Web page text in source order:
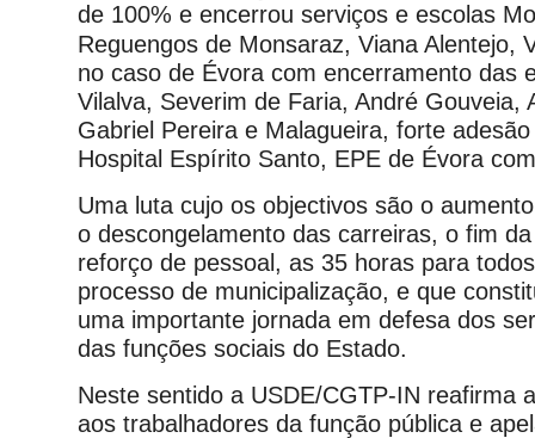
de 100% e encerrou serviços e escolas
Reguengos de Monsaraz, Viana Alentejo,
no caso de Évora com encerramento das
Vilalva, Severim de Faria, André Gouveia,
Gabriel Pereira e Malagueira, forte
Hospital Espírito Santo, EPE de Évora
Uma luta cujo os objectivos são o
o descongelamento das carreiras, o fim
reforço de pessoal, as 35 horas para
processo de municipalização, e que
uma importante jornada em defesa dos
das funções sociais do Estado.
Neste sentido a USDE/CGTP-IN reafirma
aos trabalhadores da função pública e